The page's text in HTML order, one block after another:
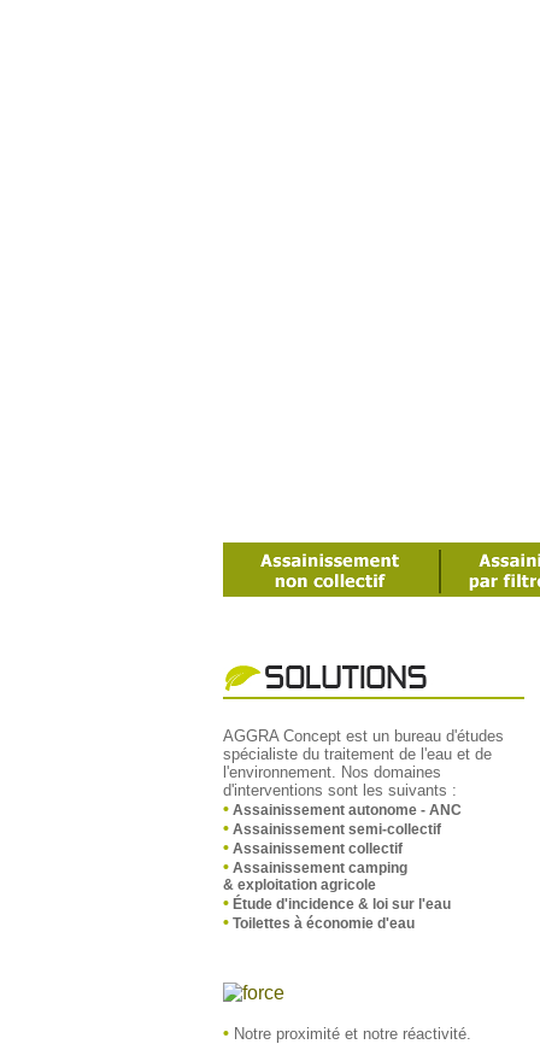
AGGRA Concept est un bureau d'études
spécialiste du traitement de l'eau et de
l'environnement. Nos domaines
d'interventions sont les suivants :
• Assainissement autonome - ANC
• Assainissement semi-collectif
• Assainissement collectif
• Assainissement camping
& exploitation agricole
• Étude d'incidence & loi sur l'eau
• Toilettes à économie d'eau
• Notre proximité et notre réactivité.